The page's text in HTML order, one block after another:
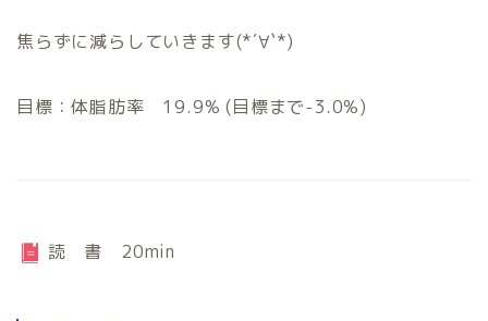
焦らずに減らしていきます(*´∀`*)
目標：体脂肪率 19.9% (目標まで-3.0%)
読 書 20min